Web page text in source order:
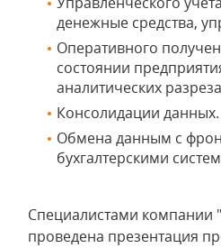
денежные средства,
Оперативного
состоянии
аналитических
Консолидации данных.
Обмена данным с
бухгалтерскими
Специалистами компании
проведена презентация